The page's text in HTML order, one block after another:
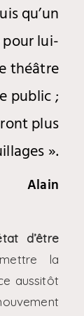
qu’un
lui-
théâtre
public ;
plus
».
Alain
d’être
la
aussitôt